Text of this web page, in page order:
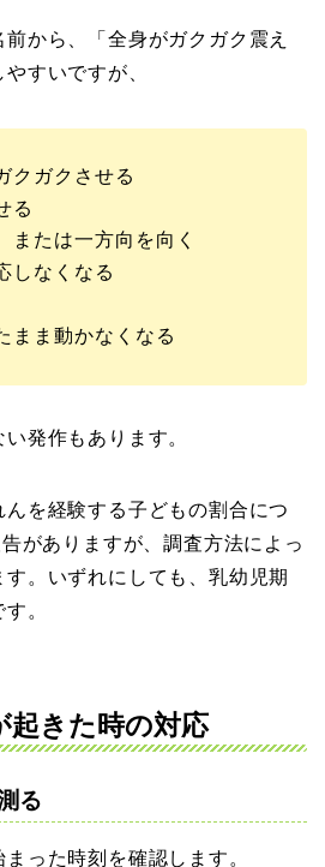
から、「全身がガクガク震え
すいですが、
クガクさせる
る
または一方向を向く
しなくなる
まま動かなくなる
発作もあります。
んを経験する子どもの割合につ
がありますが、調査方法によっ
。いずれにしても、乳幼児期
。
起きた時の対応
る
った時刻を確認します。